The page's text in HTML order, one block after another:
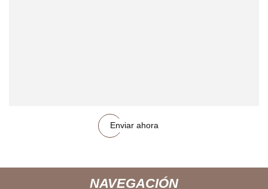
Enviar ahora
NAVEGACIÓN